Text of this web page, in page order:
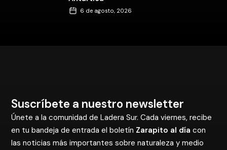
6 de agosto, 2026
Suscríbete a nuestro newsletter
Únete a la comunidad de Ladera Sur. Cada viernes, recibe
en tu bandeja de entrada el boletín Zarapito al día con
las noticias más importantes sobre naturaleza y medio